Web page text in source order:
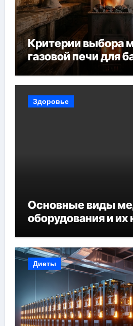
Критерии выбора
газовой печи для
Здоровье
Основные виды
оборудования и их
Диеты